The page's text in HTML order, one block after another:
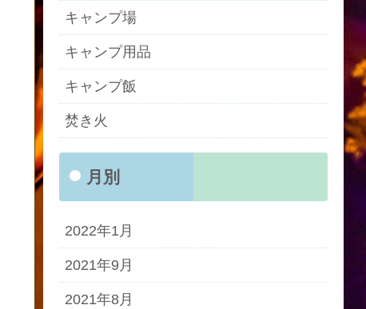
キャンプ場
キャンプ用品
キャンプ飯
焚き火
月別
2022年1月
2021年9月
2021年8月